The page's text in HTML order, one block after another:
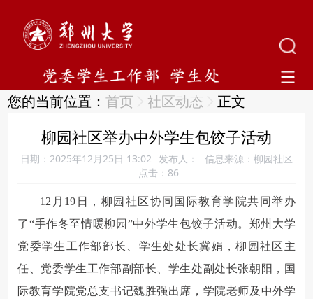
您的当前位置：首页 社区动态 正文
柳园社区举办中外学生包饺子活动
日期：2025年12月25日 13:02 发布人：
信息来源：柳园社区
点击： 86
12月19日，柳园社区协同国际教育学院共同举办
了“手作冬至情暖柳园”中外学生包饺子活动。郑州大学
党委学生工作部部长、学生处处长冀娟，柳园社区主
任、党委学生工作部副部长、学生处副处长张朝阳，国
际教育学院党总支书记魏胜强出席，学院老师及中外学